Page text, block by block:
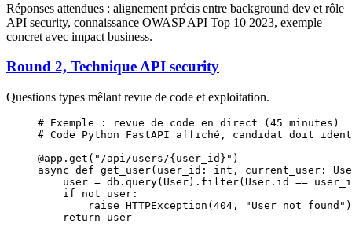
Réponses attendues : alignement précis entre background dev et rôle
API security, connaissance OWASP API Top 10 2023, exemple
concret avec impact business.
Round 2, Technique API security
Questions types mêlant revue de code et exploitation.
# Exemple : revue de code en direct (45 minutes)
# Code Python FastAPI affiché, candidat doit
@app.get ( "/api/users/{user_id} " )
async def get_user(user_id: int , current_user:
    user
= db.query(User).filter(User.id ==
    if
not user:
        raise
HTTPException( 404 , "User not found" )
    return
user